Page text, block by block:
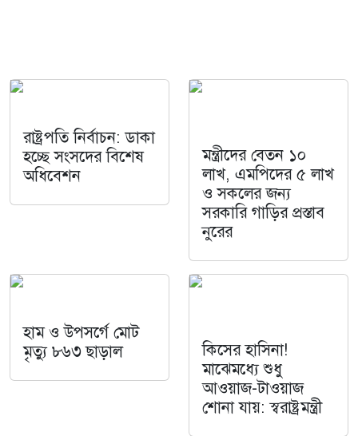
রাষ্ট্রপতি নির্বাচন: ডাকা
হচ্ছে সংসদের বিশেষ
অধিবেশন
মন্ত্রীদের বেতন ১০
লাখ, এমপিদের ৫ লাখ
ও সকলের জন্য
সরকারি গাড়ির প্রস্তাব
নুরের
হাম ও উপসর্গে মোট
মৃত্যু ৮৬৩ ছাড়াল
কিসের হাসিনা!
মাঝেমধ্যে শুধু
আওয়াজ-টাওয়াজ
শোনা যায়: স্বরাষ্ট্রমন্ত্রী